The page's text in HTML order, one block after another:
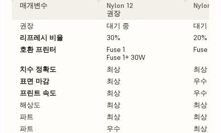
매개변수
Nylon 12
권장
Nylon
권장 대기 중
대기 중
리프레시 비율
30%
20%
호환 프린터
Fuse 1
Fuse 1+ 30W
Fuse 1+
치수 정확도 최상
최상
표면 마감
최상
우수
프린트 속도
최상
우수
해상도
최상
최상
파트
최상
최상
파트
우수 최상